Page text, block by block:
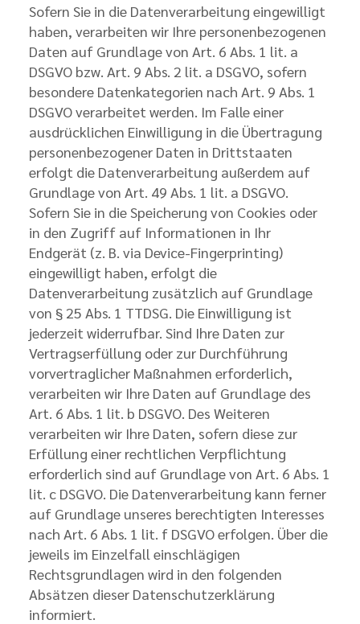
Sofern Sie in die Datenverarbeitung eingewilligt
haben, verarbeiten wir Ihre personenbezogenen
Daten auf Grundlage von Art. 6 Abs. 1 lit. a
DSGVO bzw. Art. 9 Abs. 2 lit. a DSGVO, sofern
besondere Datenkategorien nach Art. 9 Abs. 1
DSGVO verarbeitet werden. Im Falle einer
ausdrücklichen Einwilligung in die Übertragung
personenbezogener Daten in Drittstaaten
erfolgt die Datenverarbeitung außerdem auf
Grundlage von Art. 49 Abs. 1 lit. a DSGVO.
Sofern Sie in die Speicherung von Cookies oder
in den Zugriff auf Informationen in Ihr
Endgerät (z. B. via Device-Fingerprinting)
eingewilligt haben, erfolgt die
Datenverarbeitung zusätzlich auf Grundlage
von § 25 Abs. 1 TTDSG. Die Einwilligung ist
jederzeit widerrufbar. Sind Ihre Daten zur
Vertragserfüllung oder zur Durchführung
vorvertraglicher Maßnahmen erforderlich,
verarbeiten wir Ihre Daten auf Grundlage des
Art. 6 Abs. 1 lit. b DSGVO. Des Weiteren
verarbeiten wir Ihre Daten, sofern diese zur
Erfüllung einer rechtlichen Verpflichtung
erforderlich sind auf Grundlage von Art. 6 Abs. 1
lit. c DSGVO. Die Datenverarbeitung kann ferner
auf Grundlage unseres berechtigten Interesses
nach Art. 6 Abs. 1 lit. f DSGVO erfolgen. Über die
jeweils im Einzelfall einschlägigen
Rechtsgrundlagen wird in den folgenden
Absätzen dieser Datenschutzerklärung
informiert.